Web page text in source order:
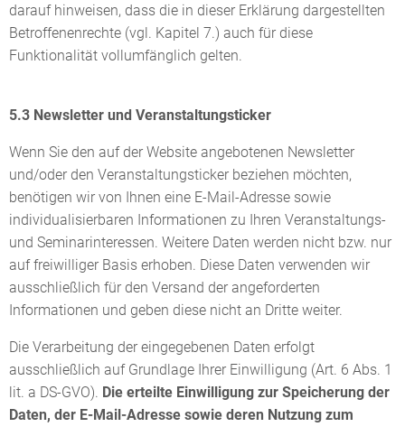
darauf hinweisen, dass die in dieser Erklärung dargestellten
Betroffenenrechte (vgl. Kapitel 7.) auch für diese
Funktionalität vollumfänglich gelten.
5.3 Newsletter und Veranstaltungsticker
Wenn Sie den auf der Website angebotenen Newsletter
und/oder den Veranstaltungsticker beziehen möchten,
benötigen wir von Ihnen eine E-Mail-Adresse sowie
individualisierbaren Informationen zu Ihren Veranstaltungs-
und Seminarinteressen. Weitere Daten werden nicht bzw. nur
auf freiwilliger Basis erhoben. Diese Daten verwenden wir
ausschließlich für den Versand der angeforderten
Informationen und geben diese nicht an Dritte weiter.
Die Verarbeitung der eingegebenen Daten erfolgt
ausschließlich auf Grundlage Ihrer Einwilligung (Art. 6 Abs. 1
lit. a DS-GVO). Die erteilte Einwilligung zur Speicherung der
Daten, der E-Mail-Adresse sowie deren Nutzung zum